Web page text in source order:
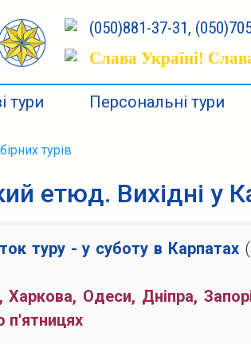
(050)881-37-31,
Слава Україні!
тури Персональні тури
турів
етюд. Вихідні у
туру - у суботу в Карпатах
Харкова, Одеси, Дніпра,
п'ятницях